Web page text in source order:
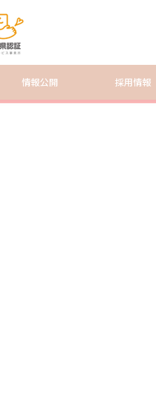
情報公開 採用情報